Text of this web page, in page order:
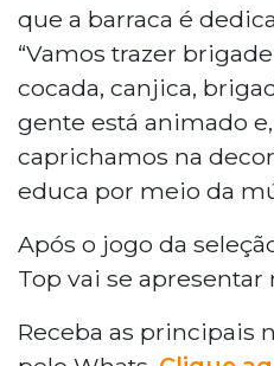
que a barraca é
“Vamos trazer
cocada, canjica,
gente está animado
caprichamos na
educa por meio da
Após o jogo da
Top vai se apresentar
Receba as principais